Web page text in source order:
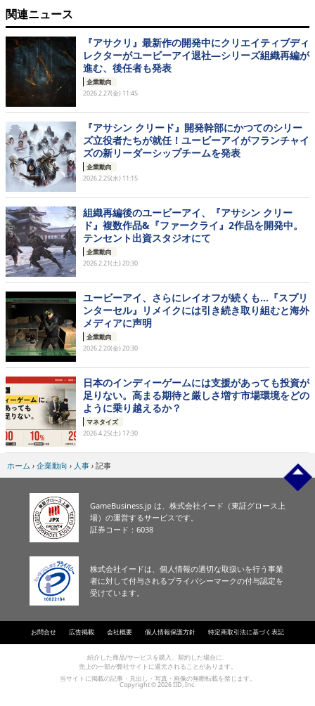
関連ニュース
『アサクリ』最新作の開発中にクリエイティブディ
レクターがユービーアイ退社―シリーズ組織再編が
進む、後任者も発表
企業動向
2026.2.27(金) 11:45
『アサシン クリード』開発幹部にかつてのシリー
ズ立役者たちが就任！ユービーアイがフランチャイ
ズの新リーダーシップチームを発表
企業動向
2026.2.25(水) 11:15
組織再編後のユービーアイ、『アサシン クリー
ド』複数作品&『ファークライ』2作品を開発中。
テンセント出資スタジオにて
企業動向
2026.2.21(土) 20:30
ユービーアイ、さらにレイオフが続くも…『スプリ
ンターセル』リメイクには引き続き取り組むと海外
メディアに声明
企業動向
2026.2.20(金) 20:30
日本のインディーゲームには支援があっても投資が
足りない。高まる期待と厳しさ増す市場環境をどの
ように乗り越えるか？
マネタイズ
2026.4.25(土) 17:30
ホーム › 企業動向 › 人事 › 記事
GameBusiness.jp は、株式会社イード（東証グロース上
場）の運営するサービスです。
証券コード：6038
株式会社イードは、個人情報の適切な取扱いを行う事業
者に対して付与されるプライバシーマークの付与認定を
受けています。
お問合せ 広告掲載 会社概要 個人情報保護方針 特定商取引法に基づく表記
紹介した商品/サービスを購入、契約した場合に、
売上の一部が弊社サイトに還元されることがあります。
当サイトに掲載の記事・見出し・写真・画像の無断転載を禁じます。
Copyright © 2026 IID, Inc.